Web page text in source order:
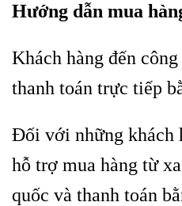
Hướng dẫn mua
Khách hàng đến
thanh toán trực tiếp
Đối với những khách
hỗ trợ mua hàng từ
quốc và thanh toán